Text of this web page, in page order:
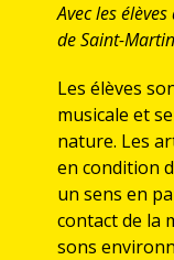
Avec les
de Saint-
Les élèves
musicale et
nature. Les
en condition
un sens en
contact de la
sons